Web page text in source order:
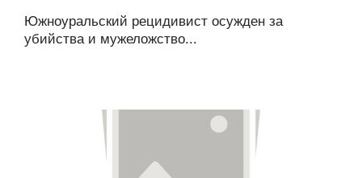
Южноуральский рецидивист осужден за
убийства и мужеложство...